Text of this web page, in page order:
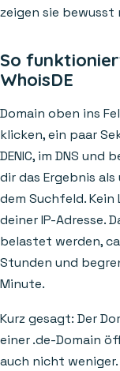
zeigen sie bewusst
So
WhoisDE
Domain oben ins
klicken, ein paar
DENIC, im DNS
dir das Ergebnis
dem Suchfeld.
deiner IP-Adresse.
belastet werden,
Stunden und
Minute.
Kurz gesagt: Der
einer .de-Domain
auch nicht weniger.